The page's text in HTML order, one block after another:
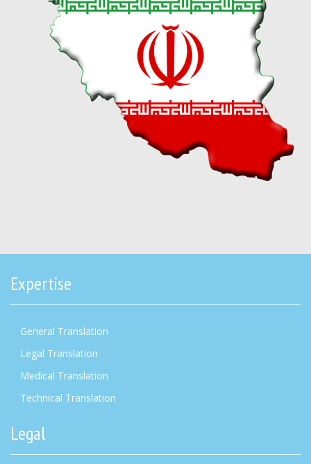
Expertise
General Translation
Legal Translation
Medical Translation
Technical Translation
Legal